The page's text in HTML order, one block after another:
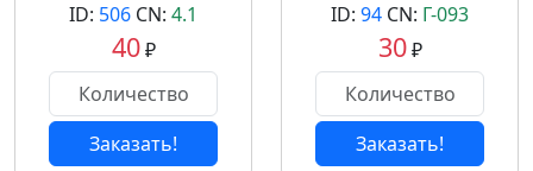
ID: 506 CN: 4.1
40₽
Заказать!
ID: 94 CN: Г-093
30₽
Заказать!